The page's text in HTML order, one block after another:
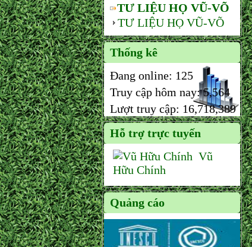
TƯ LIỆU HỌ VŨ-VÕ
TƯ LIỆU HỌ VŨ-VÕ
Thống kê
Đang online: 125
Truy cập hôm nay:5,564
Lượt truy cập: 16,718,389
Hỗ trợ trực tuyến
Vũ
Hữu Chính
Quảng cáo